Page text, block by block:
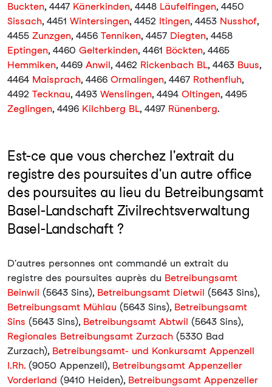
Buckten, 4447 Känerkinden, 4448 Läufelfingen, 4450
Sissach, 4451 Wintersingen, 4452 Itingen, 4453 Nusshof,
4455 Zunzgen, 4456 Tenniken, 4457 Diegten, 4458
Eptingen, 4460 Gelterkinden, 4461 Böckten, 4465
Hemmiken, 4469 Anwil, 4462 Rickenbach BL, 4463 Buus,
4464 Maisprach, 4466 Ormalingen, 4467 Rothenfluh,
4492 Tecknau, 4493 Wenslingen, 4494 Oltingen, 4495
Zeglingen, 4496 Kilchberg BL, 4497 Rünenberg.
Est-ce que vous cherchez l'extrait du
registre des poursuites d'un autre office
des poursuites au lieu du Betreibungsamt
Basel-Landschaft Zivilrechtsverwaltung
Basel-Landschaft ?
D'autres personnes ont commandé un extrait du
registre des poursuites auprès du Betreibungsamt
Beinwil (5643 Sins), Betreibungsamt Dietwil (5643 Sins),
Betreibungsamt Mühlau (5643 Sins), Betreibungsamt
Sins (5643 Sins), Betreibungsamt Abtwil (5643 Sins),
Regionales Betreibungsamt Zurzach (5330 Bad
Zurzach), Betreibungsamt- und Konkursamt Appenzell
I.Rh. (9050 Appenzell), Betreibungsamt Appenzeller
Vorderland (9410 Heiden), Betreibungsamt Appenzeller